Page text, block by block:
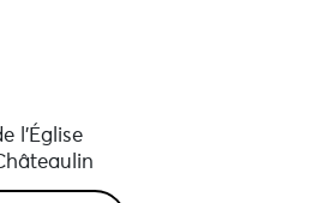
l'Église